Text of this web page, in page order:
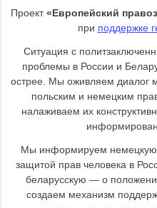
Проект«Европейский
при поддержке
Ситуация с
проблемы в России и
острее. Мы оживляем диалог
польским и немецким
налаживаем их
Мы информируем немецкую
защитой прав человека в
беларусскую — о
создаем механизм